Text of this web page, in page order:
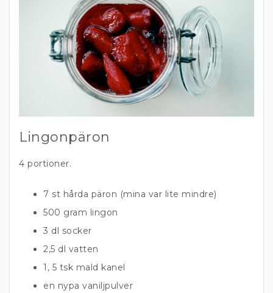
Lingonpäron
4 portioner.
7 st hårda päron (mina var lite mindre)
500 gram lingon
3 dl socker
2,5 dl vatten
1, 5 tsk mald kanel
en nypa vaniljpulver